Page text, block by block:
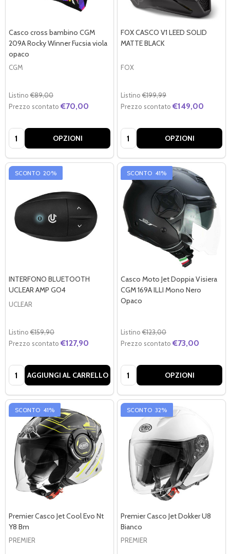
Casco cross bambino CGM
209A Rocky Winner Fucsia viola
opaco
CGM
Listino €89,00
Prezzo scontato €70,00
Quantità: OPZIONI
FOX CASCO V1 LEED SOLID
MATTE BLACK
FOX
Listino €199,99
Prezzo scontato €149,00
Quantità: OPZIONI
SCONTO 20%
INTERFONO BLUETOOTH
UCLEAR AMP GO4
UCLEAR
Listino €159,90
Prezzo scontato €127,90
Quantità:AGGIUNGI AL CARRELLO
SCONTO 41%
Casco Moto Jet Doppia Visiera
CGM 169A ILLI Mono Nero
Opaco
Listino €123,00
Prezzo scontato €73,00
Quantità: OPZIONI
SCONTO 41%
Premier Casco Jet Cool Evo Nt
Y8 Bm
PREMIER
SCONTO 32%
Premier Casco Jet Dokker U8
Bianco
PREMIER